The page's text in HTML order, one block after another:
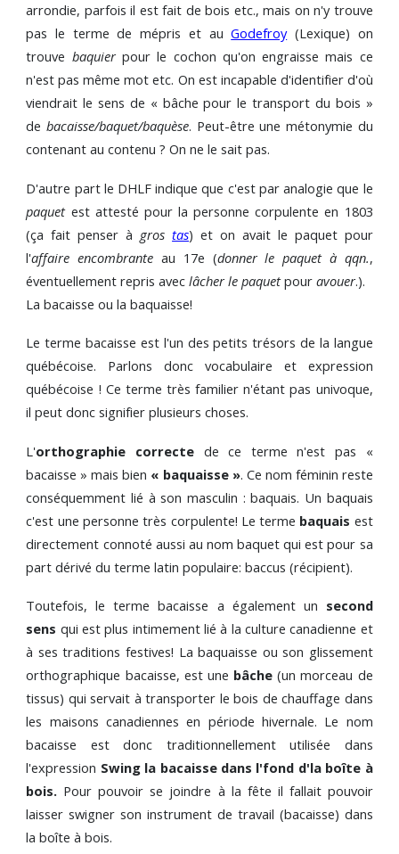
arrondie, parfois il est fait de bois etc., mais on n'y trouve
pas le terme de mépris et auGodefroy(Lexique) on
trouve baquierpour le cochon qu'on engraisse mais ce
n'est pas même mot etc. On est incapable d'identifier d'où
viendrait le sens de « bâche pour le transport du bois »
debacaisse/baquet/baquèse. Peut-être une métonymie du
contenant au contenu ? On ne le sait pas.
D'autre part le DHLF indique que c'est par analogie que le
paquetest attesté pour la personne corpulente en 1803
(ça fait penser à grostas) et on avait le paquet pour
l'affaire encombrante au 17e (donner le paquet à qqn.,
éventuellement repris aveclâcher le paquetpouravouer.).
La bacaisse ou la baquaisse!
Le terme bacaisse est l'un des petits trésors de la langue
québécoise. Parlons donc vocabulaire et expression
québécoise ! Ce terme très familier n'étant pas univoque,
il peut donc signifier plusieurs choses.
L'orthographie correcte de ce terme n'est pas «
bacaisse » mais bien « baquaisse ». Ce nom féminin reste
conséquemment lié à son masculin : baquais. Un baquais
c'est une personne très corpulente! Le terme baquais est
directement connoté aussi au nom baquet qui est pour sa
part dérivé du terme latin populaire: baccus (récipient).
Toutefois, le terme bacaisse a également un second
sens qui est plus intimement lié à la culture canadienne et
à ses traditions festives! La baquaisse ou son glissement
orthographique bacaisse, est une bâche (un morceau de
tissus) qui servait à transporter le bois de chauffage dans
les maisons canadiennes en période hivernale. Le nom
bacaisse est donc traditionnellement utilisée dans
l'expression Swing la bacaisse dans l'fond d'la boîte à
bois. Pour pouvoir se joindre à la fête il fallait pouvoir
laisser swigner son instrument de travail (bacaisse) dans
la boîte à bois.